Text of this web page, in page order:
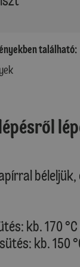
található:
kb. 170
kb. 150